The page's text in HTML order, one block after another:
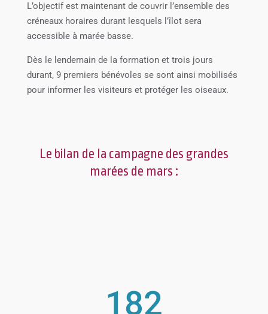
L’objectif est maintenant de couvrir l’ensemble des
créneaux horaires durant lesquels l’îlot sera
accessible à marée basse.
Dès le lendemain de la formation et trois jours
durant, 9 premiers bénévoles se sont ainsi mobilisés
pour informer les visiteurs et protéger les oiseaux.
Le bilan de la campagne des grandes
marées de mars :
182